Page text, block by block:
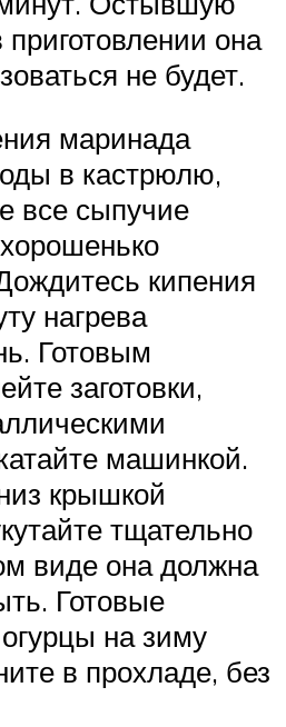
она
не будет.
маринада
в кастрюлю,
все сыпучие
кипения
нагрева
Готовым
заготовки,
машинкой.
крышкой
тщательно
виде она должна
Готовые
на зиму
в прохладе, без